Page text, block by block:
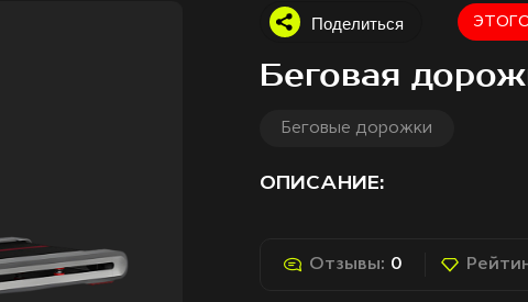
Поделиться
Беговая
Беговые дорожки
ОПИСАНИЕ:
Отзывы: 0